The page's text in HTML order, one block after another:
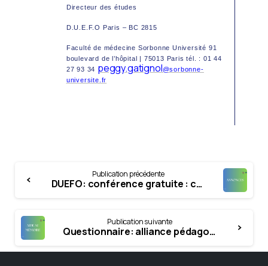
Directeur des études
D.U.E.F.O Paris – BC 2815
Faculté de médecine Sorbonne Université 91
boulevard de l’hôpital | 75013 Paris tél. : 01 44
27 93 34 peggy.gatignol@sorbonne-
universite.fr
Reading
Publication précédente
DUEFO: conférence gratuite : continuum Autisme – Schizophrénie
Publication suivante
Questionnaire: alliance pédagogique en supervision clinique en orthophonie en France